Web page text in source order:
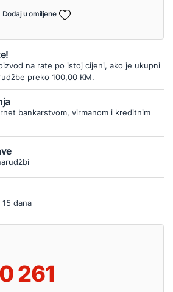
Dodaj u omiljene
na rate po istoj cijeni, ako je ukupni
preko 100,00 KM.
bankarstvom, virmanom i kreditnim
dana
261